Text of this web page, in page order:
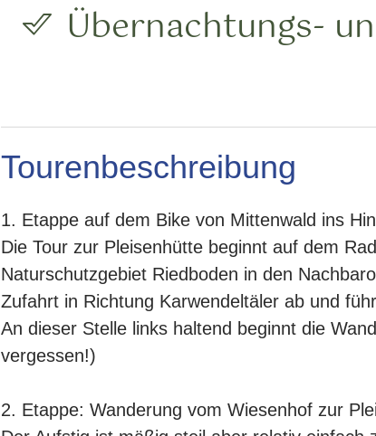
Übernachtungs-
Tourenbeschreibung
1. Etappe auf dem Bike von Mittenwald ins
Die Tour zur Pleisenhütte beginnt auf dem
Naturschutzgebiet Riedboden in den
Zufahrt in Richtung Karwendeltäler ab und
An dieser Stelle links haltend beginnt die
vergessen!)
2. Etappe: Wanderung vom Wiesenhof zur